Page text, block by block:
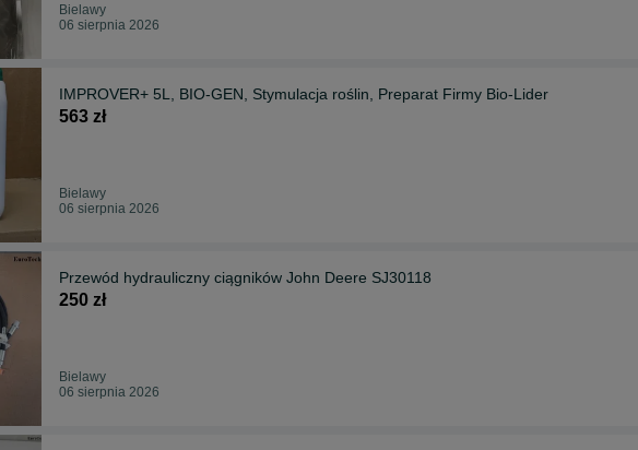
Bielawy
06 sierpnia 2026
IMPROVER+ 5L, BIO-GEN, Stymulacja roślin, Preparat Firmy Bio-Lider
563 zł
Bielawy
06 sierpnia 2026
Przewód hydrauliczny ciągników John Deere SJ30118
250 zł
Bielawy
06 sierpnia 2026